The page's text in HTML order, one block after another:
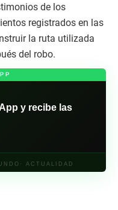
de los
registrados en las
la ruta utilizada
del robo.
y recibe las
ACTUALIDAD